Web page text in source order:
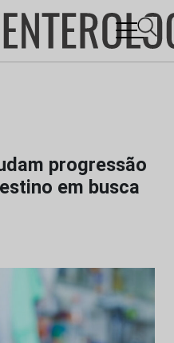
progressão
em busca